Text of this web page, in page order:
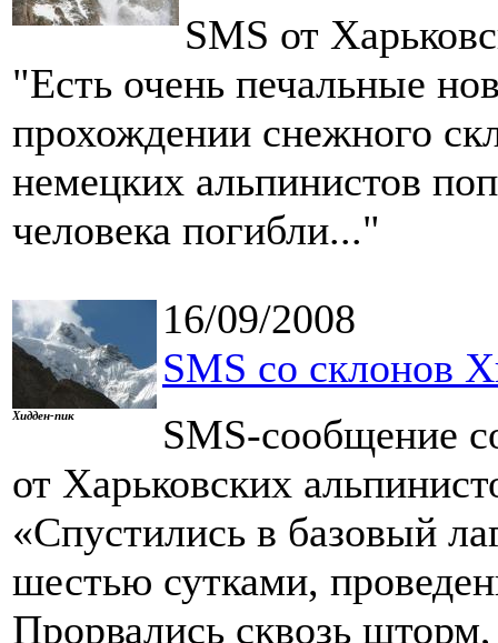
SMS от
"Есть очень печальные
прохождении снежного
немецких альпинистов
человека погибли..."
Хидден-пик
16/09/2008
SMS со склонов
SMS-сообщение
от Харьковских
«Спустились в базовый
шестью сутками,
Прорвались сквозь